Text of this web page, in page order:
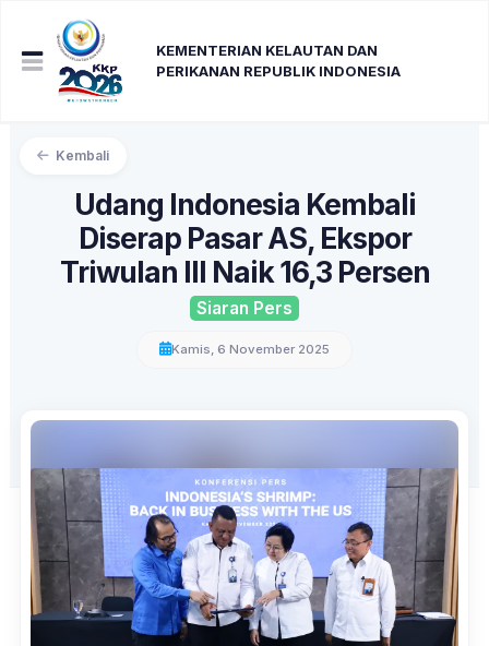
KEMENTERIAN KELAUTAN DAN
PERIKANAN REPUBLIK INDONESIA
Kembali
Udang Indonesia Kembali
Diserap Pasar AS, Ekspor
Triwulan III Naik 16,3 Persen
Siaran Pers
Kamis, 6 November 2025